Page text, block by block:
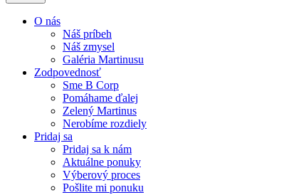
O nás
Náš príbeh
Náš zmysel
Galéria Martinusu
Zodpovednosť
Sme B Corp
Pomáhame ďalej
Zelený Martinus
Nerobíme rozdiely
Pridaj sa
Pridaj sa k nám
Aktuálne ponuky
Výberový proces
Pošlite mi ponuku